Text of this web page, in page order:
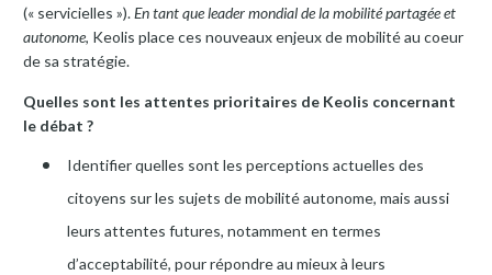
(« servicielles »).En tant que leader mondial de la mobilité partagée et
autonome, Keolis place ces nouveaux enjeux de mobilité au coeur
de sa stratégie.
Quelles sont les attentes prioritaires de Keolis concernant
le débat ?
Identifier quelles sont les perceptions actuelles des
citoyens sur les sujets de mobilité autonome, mais aussi
leurs attentes futures, notamment en termes
d’acceptabilité, pour répondre au mieux à leurs